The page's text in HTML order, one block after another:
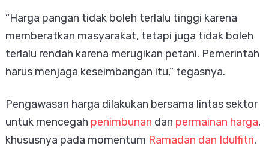
“Harga pangan tidak boleh terlalu tinggi karena
memberatkan masyarakat, tetapi juga tidak boleh
terlalu rendah karena merugikan petani. Pemerintah
harus menjaga keseimbangan itu,” tegasnya.
Pengawasan harga dilakukan bersama lintas sektor
untuk mencegah penimbunan dan permainan harga,
khususnya pada momentum Ramadan dan Idulfitri.